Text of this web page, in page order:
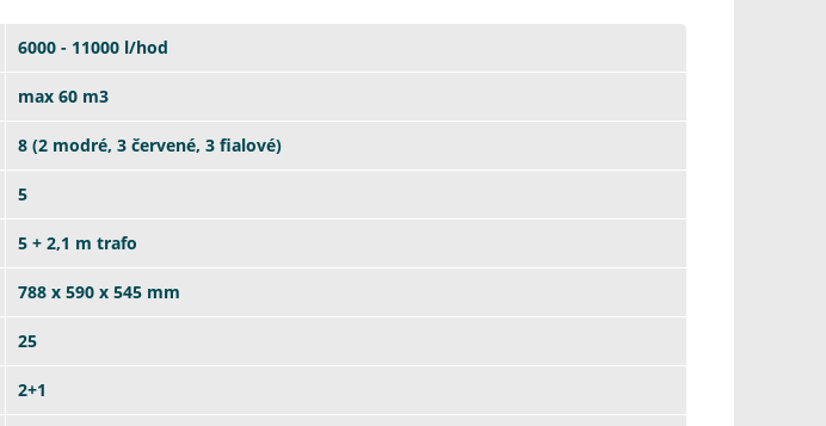
6000 - 11000 l/hod
max 60 m3
8 (2 modré, 3 červené, 3 fialové)
5
5 + 2,1 m trafo
788 x 590 x 545 mm
25
2+1